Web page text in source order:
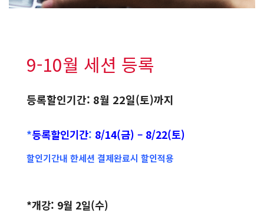
9-10월 세션 등록
등록할인기간: 8월 22일(토)까지
*등록할인기간: 8/14(금) – 8/22(토)
할인기간내 한세션 결제완료시 할인적용
*개강: 9월 2일(수)